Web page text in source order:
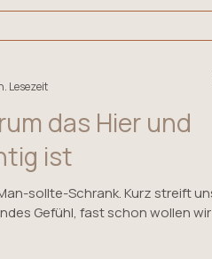
das Hier und
ist
Schrank. Kurz streift uns
Gefühl, fast schon wollen wir
Lesezeit